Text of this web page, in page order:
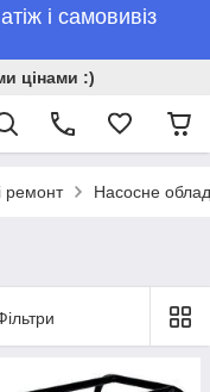
і самовивіз
цінами :)
ремонт Насосне